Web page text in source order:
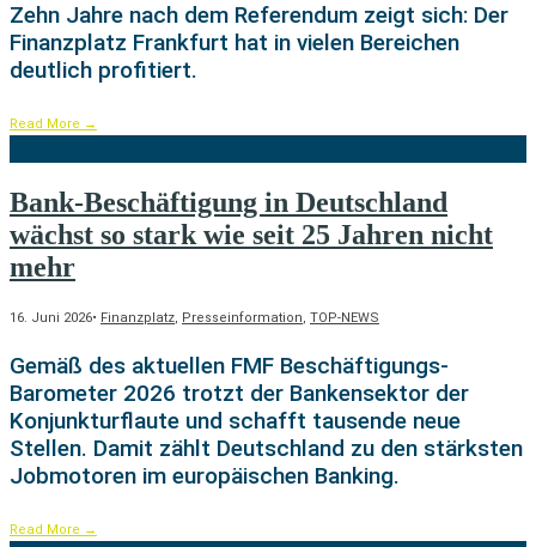
Zehn Jahre nach dem Referendum zeigt sich: Der
Finanzplatz Frankfurt hat in vielen Bereichen
deutlich profitiert.
Read More →
Bank-Beschäftigung in Deutschland
wächst so stark wie seit 25 Jahren nicht
mehr
16. Juni 2026• Finanzplatz, Presseinformation, TOP-NEWS
Gemäß des aktuellen FMF Beschäftigungs-
Barometer 2026 trotzt der Bankensektor der
Konjunkturflaute und schafft tausende neue
Stellen. Damit zählt Deutschland zu den stärksten
Jobmotoren im europäischen Banking.
Read More →